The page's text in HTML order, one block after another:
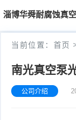
淄博华舜耐腐蚀真
首
页
首
当前位置： 首页
南光真空泵
公司介绍